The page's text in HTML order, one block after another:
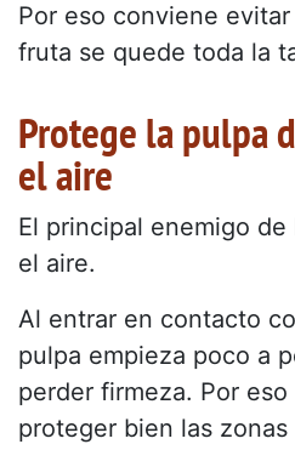
Por eso conviene
fruta se quede toda la
Protege la pulpa
el aire
El principal enemigo
el aire.
Al entrar en contacto
pulpa empieza poco a
perder firmeza. Por
proteger bien las zonas